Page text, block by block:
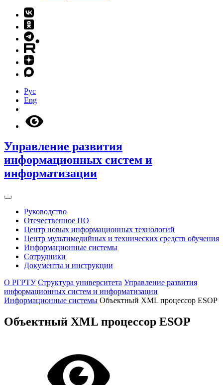
Рус
Eng
Управление развития
информационных систем и
информатизации
Руководство
Отечественное ПО
Центр новых информационных технологий
Центр мультимедийных и технических средств обучения
Информационные системы
Сотрудники
Документы и инструкции
О РГРТУ Структура университета Управление развития
информационных систем и информатизации
Информационные системы Объектный XML процессор ESOP
Объектный XML процессор ESOP